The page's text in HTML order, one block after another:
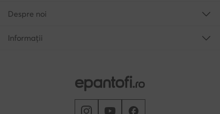
Despre noi
Informații